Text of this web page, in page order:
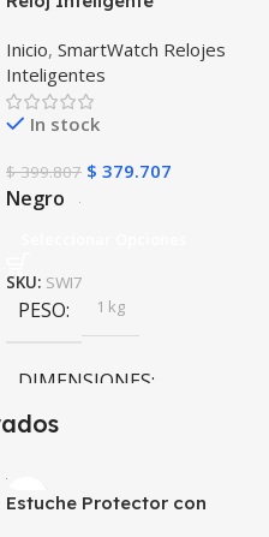
Incluye Pulso y Estuche
protector – GPS
Inicio, SmartWatch Relojes
Inteligentes
In stock
$399.807 $ 379.707
Negro
SKU: SWI7
PESO 1 kg
DIMENSIONES
COLOR Negro ,Rosa
Estuche Protector con